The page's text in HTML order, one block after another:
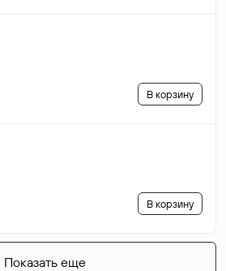
В корзину
В корзину
Показать еще